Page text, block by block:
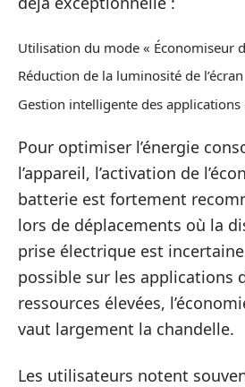
Utilisation du mode « Économiseur
Réduction de la luminosité de l’écran
Gestion intelligente des
Pour optimiser l’énergie
l’appareil, l’activation de
batterie est fortement
lors de déplacements où la
prise électrique est
possible sur les applications
ressources élevées,
vaut largement la chandelle.
Les utilisateurs notent